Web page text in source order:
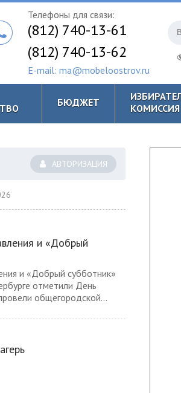
Телефоны для связи:
(812) 740-13-61
(812) 740-13-62
E-mail: ma@mobeloostrov.ru
БЮДЖЕТ
КОМИССИЯ
АВТОРИЗАЦИЯ
и «Добрый
и «Добрый субботник»
отметили День
общегородской...